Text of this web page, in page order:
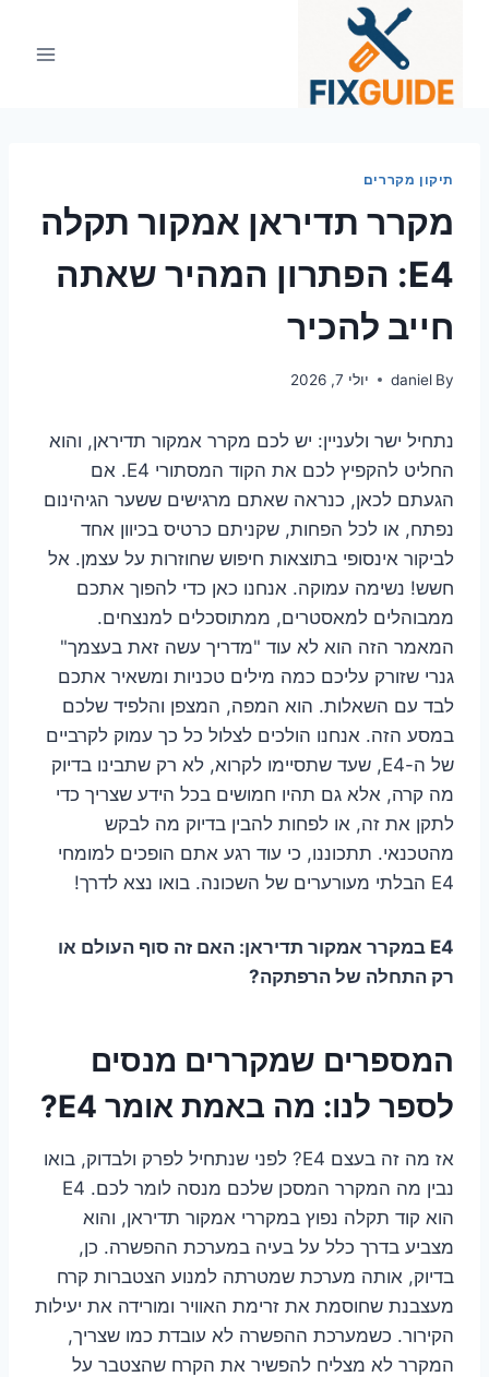
תיקון מקררים
מקרר תדיראן אמקור תקלה
E4: הפתרון המהיר שאתה
חייב להכיר
By
daniel יולי 7, 2026
נתחיל ישר ולעניין: יש לכם מקרר אמקור תדיראן, והוא
החליט להקפיץ לכם את הקוד המסתורי E4. אם
הגעתם לכאן, כנראה שאתם מרגישים ששער הגיהינום
נפתח, או לכל הפחות, שקניתם כרטיס בכיוון אחד
לביקור אינסופי בתוצאות חיפוש שחוזרות על עצמן. אל
חשש! נשימה עמוקה. אנחנו כאן כדי להפוך אתכם
ממבוהלים למאסטרים, ממתוסכלים למנצחים.
המאמר הזה הוא לא עוד "מדריך עשה זאת בעצמך"
גנרי שזורק עליכם כמה מילים טכניות ומשאיר אתכם
לבד עם השאלות. הוא המפה, המצפן והלפיד שלכם
במסע הזה. אנחנו הולכים לצלול כל כך עמוק לקרביים
של ה-E4, שעד שתסיימו לקרוא, לא רק שתבינו בדיוק
מה קרה, אלא גם תהיו חמושים בכל הידע שצריך כדי
לתקן את זה, או לפחות להבין בדיוק מה לבקש
מהטכנאי. תתכוננו, כי עוד רגע אתם הופכים למומחי
E4 הבלתי מעורערים של השכונה. בואו נצא לדרך!
E4 במקרר אמקור תדיראן: האם זה סוף העולם או
רק התחלה של הרפתקה?
המספרים שמקררים מנסים
לספר לנו: מה באמת אומר E4?
אז מה זה בעצם E4? לפני שנתחיל לפרק ולבדוק, בואו
נבין מה המקרר המסכן שלכם מנסה לומר לכם. E4
הוא קוד תקלה נפוץ במקררי אמקור תדיראן, והוא
מצביע בדרך כלל על בעיה במערכת ההפשרה. כן,
בדיוק, אותה מערכת שמטרתה למנוע הצטברות קרח
מעצבנת שחוסמת את זרימת האוויר ומורידה את יעילות
הקירור. כשמערכת ההפשרה לא עובדת כמו שצריך,
המקרר לא מצליח להפשיר את הקרח שהצטבר על